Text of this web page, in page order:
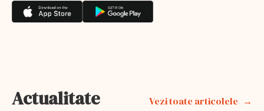
Actualitate Vezi toate articolele